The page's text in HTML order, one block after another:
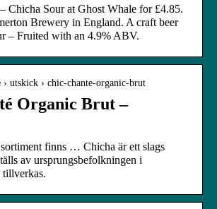
Chicha Sour at Ghost Whale for £4.85.
Brewery in England. A craft beer
– Fruited with an 4.9% ABV.
utskick › chic-chante-organic-brut
Organic Brut –
finns … Chicha är ett slags
av ursprungsbefolkningen i
tillverkas.